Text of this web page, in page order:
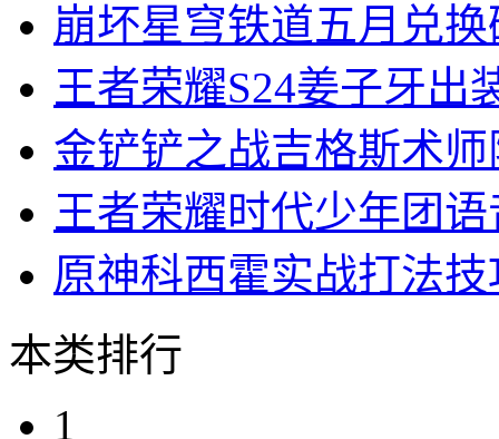
崩坏星穹铁道五月兑
王者荣耀S24姜子牙出
金铲铲之战吉格斯术
王者荣耀时代少年团
原神科西霍实战打法
本类排行
1